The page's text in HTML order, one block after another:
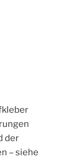
der
– siehe